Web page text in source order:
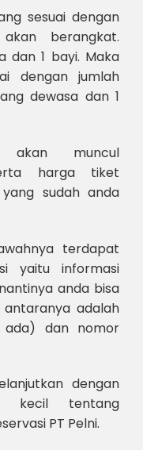
sesuai dengan
berangkat.
dan 1 bayi. Maka
dengan jumlah
dewasa dan 1
akan muncul
harga tiket
sudah anda
terdapat
yaitu informasi
anda bisa
adalah
ada) dan nomor
dengan
kecil tentang
PT Pelni.